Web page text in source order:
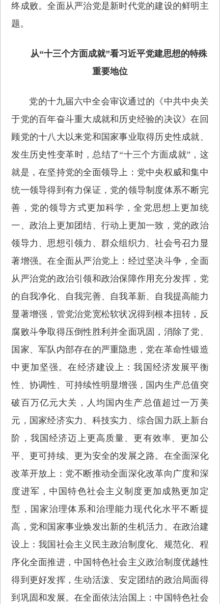
终成败。全面从严治党是新时代党的建设的鲜明主
题。
从“十三个方面成就”看习近平党建思想的特殊
重要地位
党的十九届六中全会审议通过的《中共中央关
于党的百年奋斗重大成就和历史经验的决议》在回
顾党的十八大以来党和国家事业取得历史性成就、
发生历史性变革时，总结了“十三个方面成就”，这
就是，在坚持党的全面领导上：党中央权威和集中
统一领导得到有力保证，党的领导制度体系不断完
善，党的领导方式更加科学，全党思想上更加统
一、政治上更加团结、行动上更加一致，党的政治
领导力、思想引领力、群众组织力、社会号召力显
著增强。在全面从严治党上：经过坚决斗争，全面
从严治党的政治引领和政治保障作用充分发挥，党
的自我净化、自我完善、自我革新、自我提高能力
显著增强，管党治党宽松软状况得到根本扭转，反
腐败斗争取得压倒性胜利并全面巩固，消除了党、
国家、军队内部存在的严重隐患，党在革命性锻造
中更加坚强。在经济建设上：我国经济发展平衡
性、协调性、可持续性明显增强，国内生产总值突
破百万亿元大关，人均国内生产总值超过一万美
元，国家经济实力、科技实力、综合国力跃上新台
阶，我国经济迈上更高质量、更有效率、更加公
平、更可持续、更为安全的发展之路。在全面深化
改革开放上：党不断推动全面深化改革向广度和深
度进军，中国特色社会主义制度更加成熟更加定
型，国家治理体系和治理能力现代化水平不断提
高，党和国家事业焕发出新的生机活力。在政治建
设上：我国社会主义民主政治制度化、规范化、程
序化全面推进，中国特色社会主义政治制度优越性
得到更好发挥，生动活泼、安定团结的政治局面得
到巩固和发展。在全面依法治国上：中国特色社会